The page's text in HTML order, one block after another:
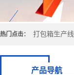
热门点击： 打包箱生产线
产品导航